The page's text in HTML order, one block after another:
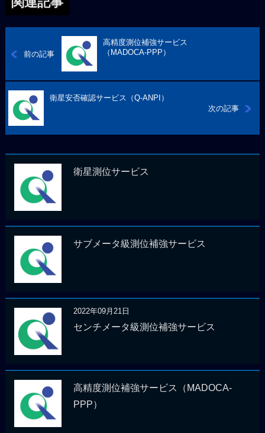
前の記事
高精度測位補強サービス
（MADOCA-PPP）
次の記事
衛星安否確認サービス（Q-ANPI）
衛星測位サービス
サブメータ級測位補強サービス
2022年09月21日
センチメータ級測位補強サービス
高精度測位補強サービス（MADOCA-
PPP）